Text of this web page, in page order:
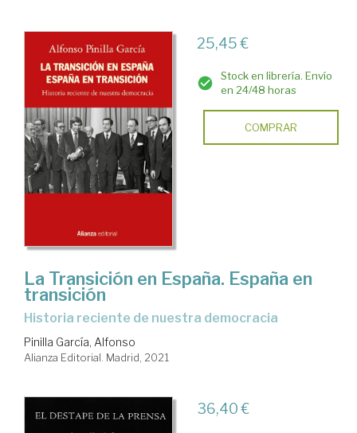
25,45 €
Stock en librería. Envío
en 24/48 horas
COMPRAR
La Transición en España. España en
transición
historia reciente de nuestra democracia
Pinilla García, Alfonso
Alianza Editorial. Madrid, 2021
36,40 €